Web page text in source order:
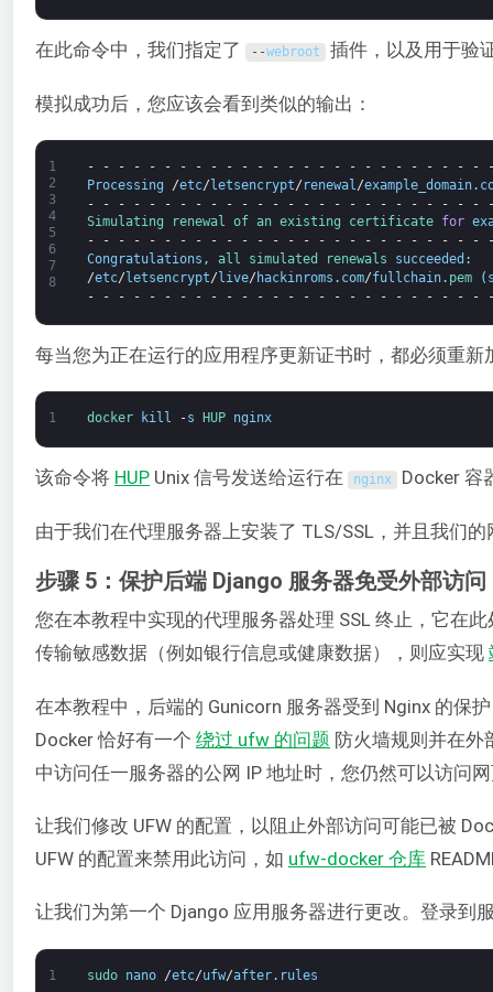
在此命令中，我们指定了 --webroot 插件，以及用于验
模拟成功后，您应该会看到类似的输出：
1
2
3
4
5
6
7
8
- - - - - - - - - - - - - - - - - - - - - - - - - -
Processing
/etc/letsencrypt/ renewal/example_domain.
-
- - - - - - - - - - - - - - - - - - - - - - - - -
Simulating
renewal of an existing certificate for
-
- - - - - - - - - - - - - - - - - - - - - - - - -
Congratulations , all simulated renewals succeeded :
/etc/letsencrypt/live/ hackinroms . com/fullchain. pem (
-
- - - - - - - - - - - - - - - - - - - - - - - - -
每当您为正在运行的应用程序更新证书时，都必须重
1 docker kill -s HUP nginx
该命令将 HUP Unix 信号发送给运行在 nginx Docker 容
由于我们在代理服务器上安装了 TLS/SSL，并且我们
步骤 5：保护后端 Django 服务器免受外部访问
您在本教程中实现的代理服务器处理 SSL 终止，它在
传输敏感数据（例如银行信息或健康数据），则应实现
在本教程中，后端的 Gunicorn 服务器受到 Nginx 的保
Docker 恰好有一个 绕过 ufw 的问题 防火墙规则并在外
中访问任一服务器的公网 IP 地址时，您仍然可以访问
让我们修改 UFW 的配置，以阻止外部访问可能已被
UFW 的配置来禁用此访问，如 ufw-docker 仓库
让我们为第一个 Django 应用服务器进行更改。登录到
1 sudo nano /etc/ufw/after. rules